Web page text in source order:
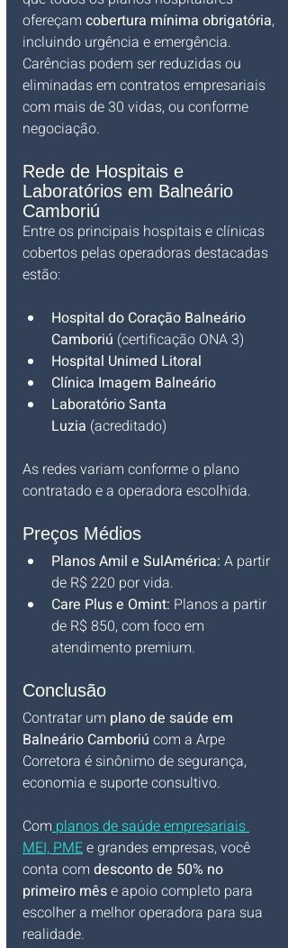
ofereçam cobertura mínima obrigatória,
incluindo urgência e emergência.
Carências podem ser reduzidas ou
eliminadas em contratos empresariais
com mais de 30 vidas, ou conforme
negociação.
Rede de Hospitais e
Laboratórios em Balneário
Camboriú
Entre os principais hospitais e clínicas
cobertos pelas operadoras destacadas
estão:
Hospital do Coração Balneário
Camboriú (certificação ONA 3)
Hospital Unimed Litoral
Clínica Imagem Balneário
Laboratório Santa
Luzia (acreditado)
As redes variam conforme o plano
contratado e a operadora escolhida.
Preços Médios
Planos Amil e SulAmérica: A partir
de R$ 220 por vida.
Care Plus e Omint: Planos a partir
de R$ 850, com foco em
atendimento premium.
Conclusão
Contratar um plano de saúde em
Balneário Camboriú com a Arpe
Corretora é sinônimo de segurança,
economia e suporte consultivo.
Com planos de saúde empresariais
MEI, PME e grandes empresas, você
conta com desconto de 50% no
primeiro mês e apoio completo para
escolher a melhor operadora para sua
realidade.